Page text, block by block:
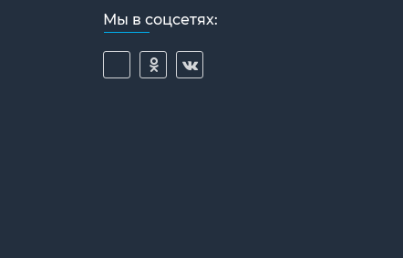
Мы в соцсетях: